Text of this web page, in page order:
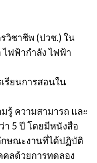
วิชาชีพ (ปวช.) ใน
ไฟฟ้ากำลัง ไฟฟ้า
รียนการสอนใน
รู้ ความสามารถ และ
5 ปี โดยมีหนังสือ
กษณะงานที่ได้ปฏิบัติ
ลด้วยการทดลอง